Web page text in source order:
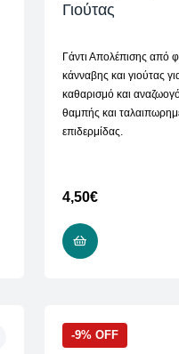
Γιούτας
Γάντι Απολέπισης από
κάνναβης και γιούτας
καθαρισμό και
θαμπής και
επιδερμίδας.
4,50€
-9% OFF